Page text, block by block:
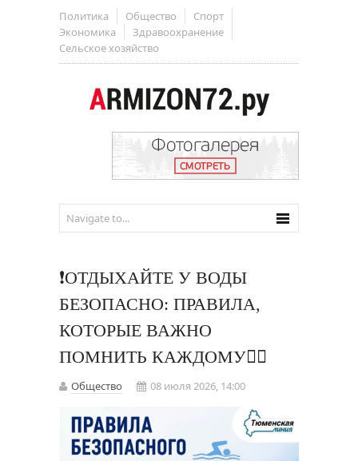
Политика Общество
Спорт
Экономика
Здравоохранение
Сельское хозяйство
❗️ОТДЫХАЙТЕ У ВОДЫ
БЕЗОПАСНО: ПРАВИЛА,
КОТОРЫЕ ВАЖНО
ПОМНИТЬ КАЖДОМУ👇🏻
Общество 08 июля 2026, 14:00